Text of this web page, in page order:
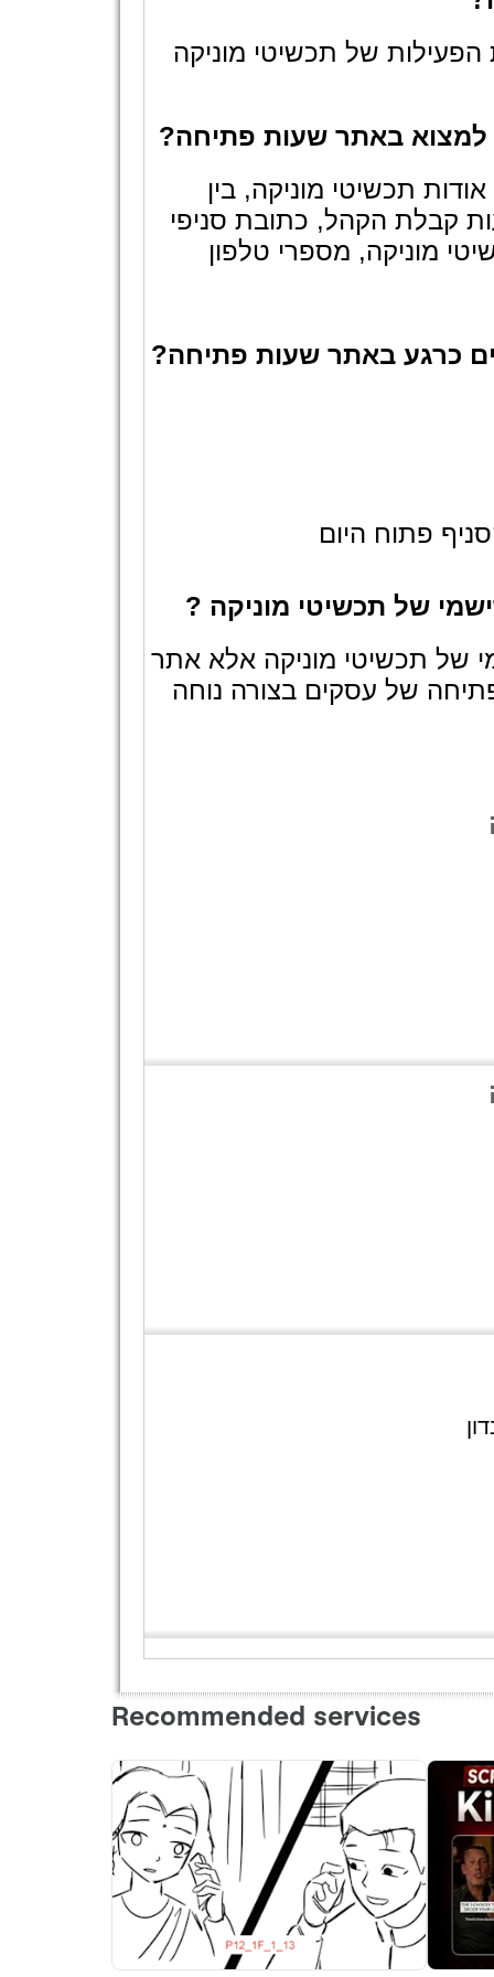
של תכשיטי מוניקה
למצוא באתר שעות פתיחה?
תכשיטי מוניקה, בין
קבלת הקהל, כתובת סניפי
מוניקה, מספרי טלפון
כרגע באתר שעות פתיחה?
פתוח היום
של תכשיטי מוניקה ?
של תכשיטי מוניקה אלא אתר
של עסקים בצורה נוחה